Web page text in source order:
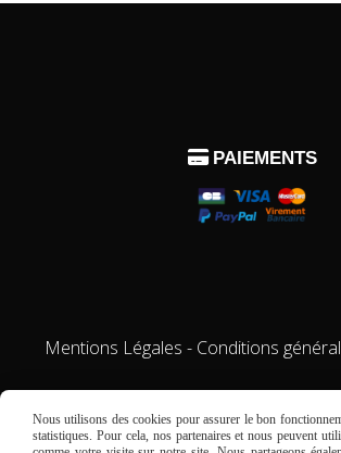
 PAIEMENTS
Mentions Légales Conditions
Nous utilisons des cookies pour assurer le bon
statistiques. Pour cela, nos partenaires et nous peuvent